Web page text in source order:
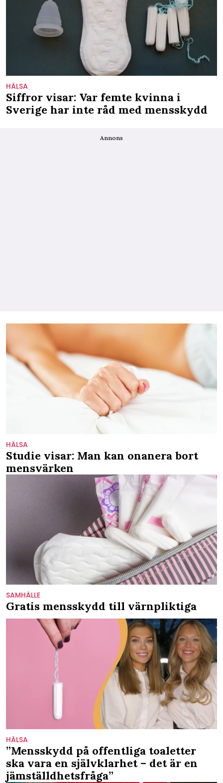
HÄLSA
Siffror visar: Var femte kvinna i
Sverige har inte råd med mensskydd
Annons
HÄLSA
Studie visar: Man kan onanera bort
mensvärken
SAMHÄLLE
Gratis mensskydd till värnpliktiga
HÄLSA
”Mensskydd på offentliga toaletter
ska vara en självklarhet – det är en
jämställdhetsfråga”